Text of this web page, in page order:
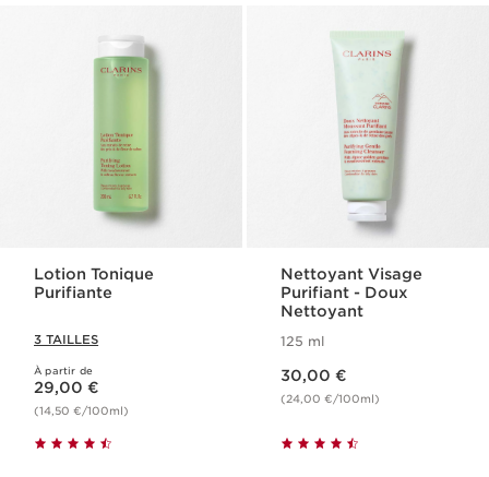
Lotion Tonique
Purifiante
3 TAILLES
À partir de
Nouveau prix 29,00 €
29,00 €
(14,50 €/100ml)
Nettoyant Visage
Purifiant​ - Doux
Nettoyant
125 ml
30,00 €
(24,00 €/100ml)